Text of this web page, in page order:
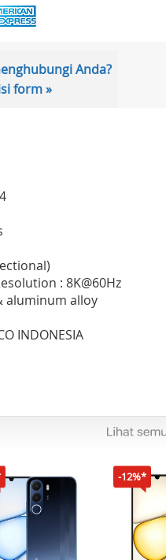
Anda?
form »
: 8K@60Hz
aluminum alloy
INDONESIA
-12%*